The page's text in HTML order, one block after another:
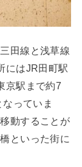
田線と浅草線
にはJR田町駅
京駅まで約7
っていま
動することが
といった街に